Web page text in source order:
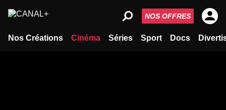
Nos Créations Cinéma Séries Sport Docs
NOS OFFRES